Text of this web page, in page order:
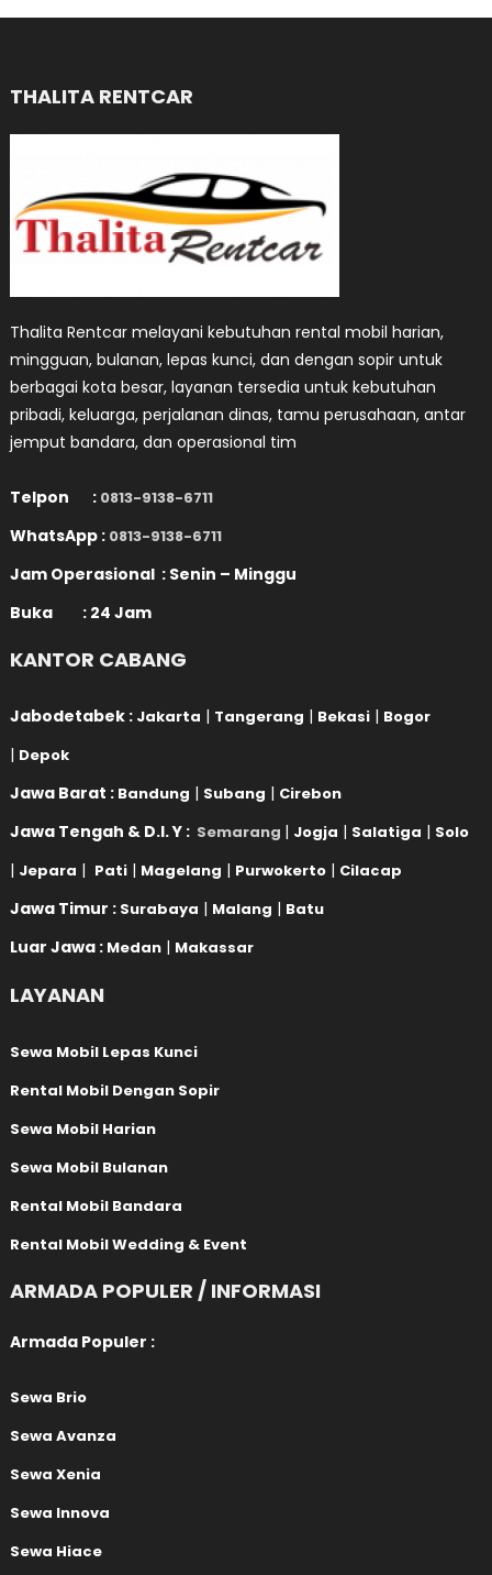
THALITA RENTCAR
Thalita Rentcar melayani kebutuhan rental mobil harian,
mingguan, bulanan, lepas kunci, dan dengan sopir untuk
berbagai kota besar, layanan tersedia untuk kebutuhan
pribadi, keluarga, perjalanan dinas, tamu perusahaan, antar
jemput bandara, dan operasional tim
Telpon : 0813-9138-6711
WhatsApp : 0813-9138-6711
Jam Operasional : Senin – Minggu
Buka : 24 Jam
KANTOR CABANG
Jabodetabek : Jakarta | Tangerang | Bekasi | Bogor
| Depok
Jawa Barat : Bandung | Subang | Cirebon
Jawa Tengah & D.I. Y : Semarang | Jogja | Salatiga | Solo
| Jepara | Pati | Magelang | Purwokerto | Cilacap
Jawa Timur : Surabaya | Malang | Batu
Luar Jawa : Medan | Makassar
LAYANAN
Sewa Mobil Lepas Kunci
Rental Mobil Dengan Sopir
Sewa Mobil Harian
Sewa Mobil Bulanan
Rental Mobil Bandara
Rental Mobil Wedding & Event
ARMADA POPULER / INFORMASI
Armada Populer :
Sewa Brio
Sewa Avanza
Sewa Xenia
Sewa Innova
Sewa Hiace